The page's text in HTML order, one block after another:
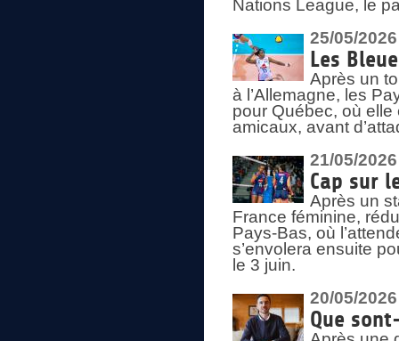
Nations League, le
25/05/2026
Les
Après un
à l’Allemagne, les
pour Québec, où
amicaux, avant
21/05/2026
Cap sur
Après un
France féminine,
Pays-Bas, où
s’envolera ensuite
le 3 juin.
20/05/2026
Que